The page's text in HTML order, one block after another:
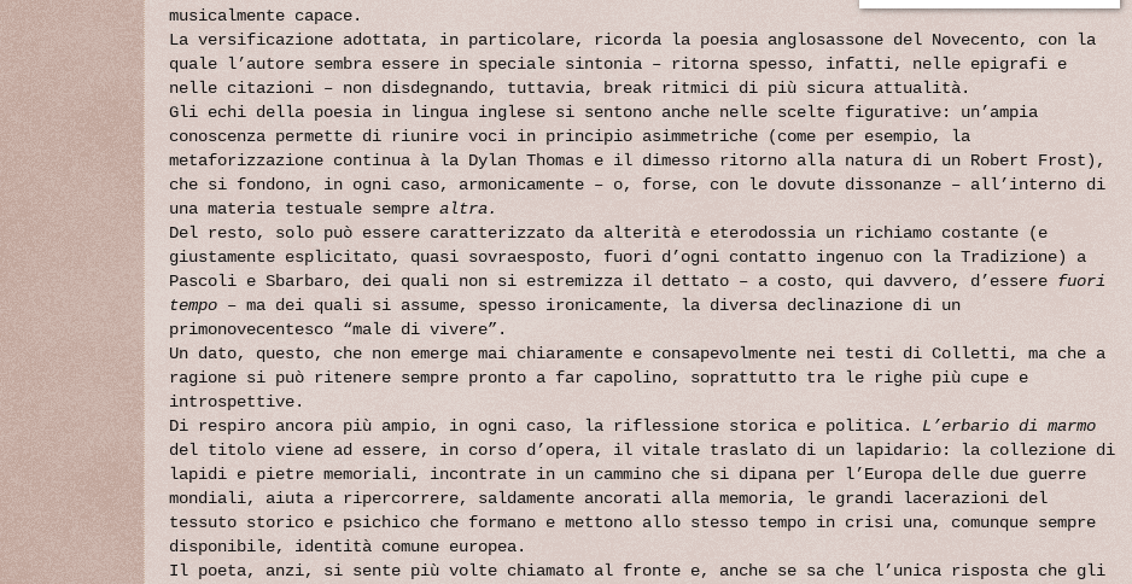
musicalmente capace.
La versificazione adottata, in particolare, ricorda la poesia anglosassone del Novecento, con la
quale l’autore sembra essere in speciale sintonia – ritorna spesso, infatti, nelle epigrafi e
nelle citazioni – non disdegnando, tuttavia, break ritmici di più sicura attualità.
Gli echi della poesia in lingua inglese si sentono anche nelle scelte figurative: un’ampia
conoscenza permette di riunire voci in principio asimmetriche (come per esempio, la
metaforizzazione continua à la Dylan Thomas e il dimesso ritorno alla natura di un Robert Frost),
che si fondono, in ogni caso, armonicamente – o, forse, con le dovute dissonanze – all’interno di
una materia testuale sempre altra.
Del resto, solo può essere caratterizzato da alterità e eterodossia un richiamo costante (e
giustamente esplicitato, quasi sovraesposto, fuori d’ogni contatto ingenuo con la Tradizione) a
Pascoli e Sbarbaro, dei quali non si estremizza il dettato – a costo, qui davvero, d’essere fuori
tempo – ma dei quali si assume, spesso ironicamente, la diversa declinazione di un
primonovecentesco “male di vivere”.
Un dato, questo, che non emerge mai chiaramente e consapevolmente nei testi di Colletti, ma che a
ragione si può ritenere sempre pronto a far capolino, soprattutto tra le righe più cupe e
introspettive.
Di respiro ancora più ampio, in ogni caso, la riflessione storica e politica. L’erbario di marmo
del titolo viene ad essere, in corso d’opera, il vitale traslato di un lapidario: la collezione di
lapidi e pietre memoriali, incontrate in un cammino che si dipana per l’Europa delle due guerre
mondiali, aiuta a ripercorrere, saldamente ancorati alla memoria, le grandi lacerazioni del
tessuto storico e psichico che formano e mettono allo stesso tempo in crisi una, comunque sempre
disponibile, identità comune europea.
Il poeta, anzi, si sente più volte chiamato al fronte e, anche se sa che l’unica risposta che gli